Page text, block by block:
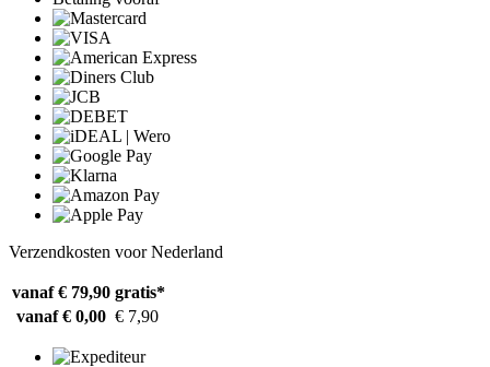
Verzendkosten voor Nederland
vanaf € 79,90 gratis*
vanaf € 0,00 € 7,90